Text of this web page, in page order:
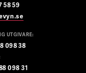
58 59
UTGIVARE:
098 38
098 31